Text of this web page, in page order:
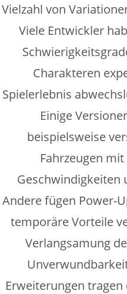
Vielzahl von
Viele Entwickler
Charakteren
Spielerlebnis
Einige
beispielsweise
Fahrzeugen
Geschwindigkeiten
Andere fügen Power-
temporäre Vorteile
Verlangsamung
Erweiterungen tragen